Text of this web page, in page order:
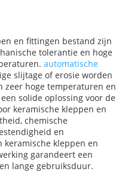
en fittingen bestand zijn
tolerantie en hoge
automatische
slijtage of erosie worden
zeer hoge temperaturen en
solide oplossing voor de
keramische kleppen en
chemische
en
keramische kleppen en
garandeert een
lange gebruiksduur.